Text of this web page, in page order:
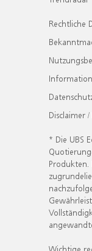
Rechtliche
Disclaimer
* Die UBS
Produkten.